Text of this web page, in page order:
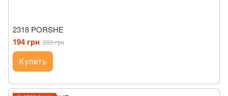
2318 PORSHE
194 грн 200 грн
Купить